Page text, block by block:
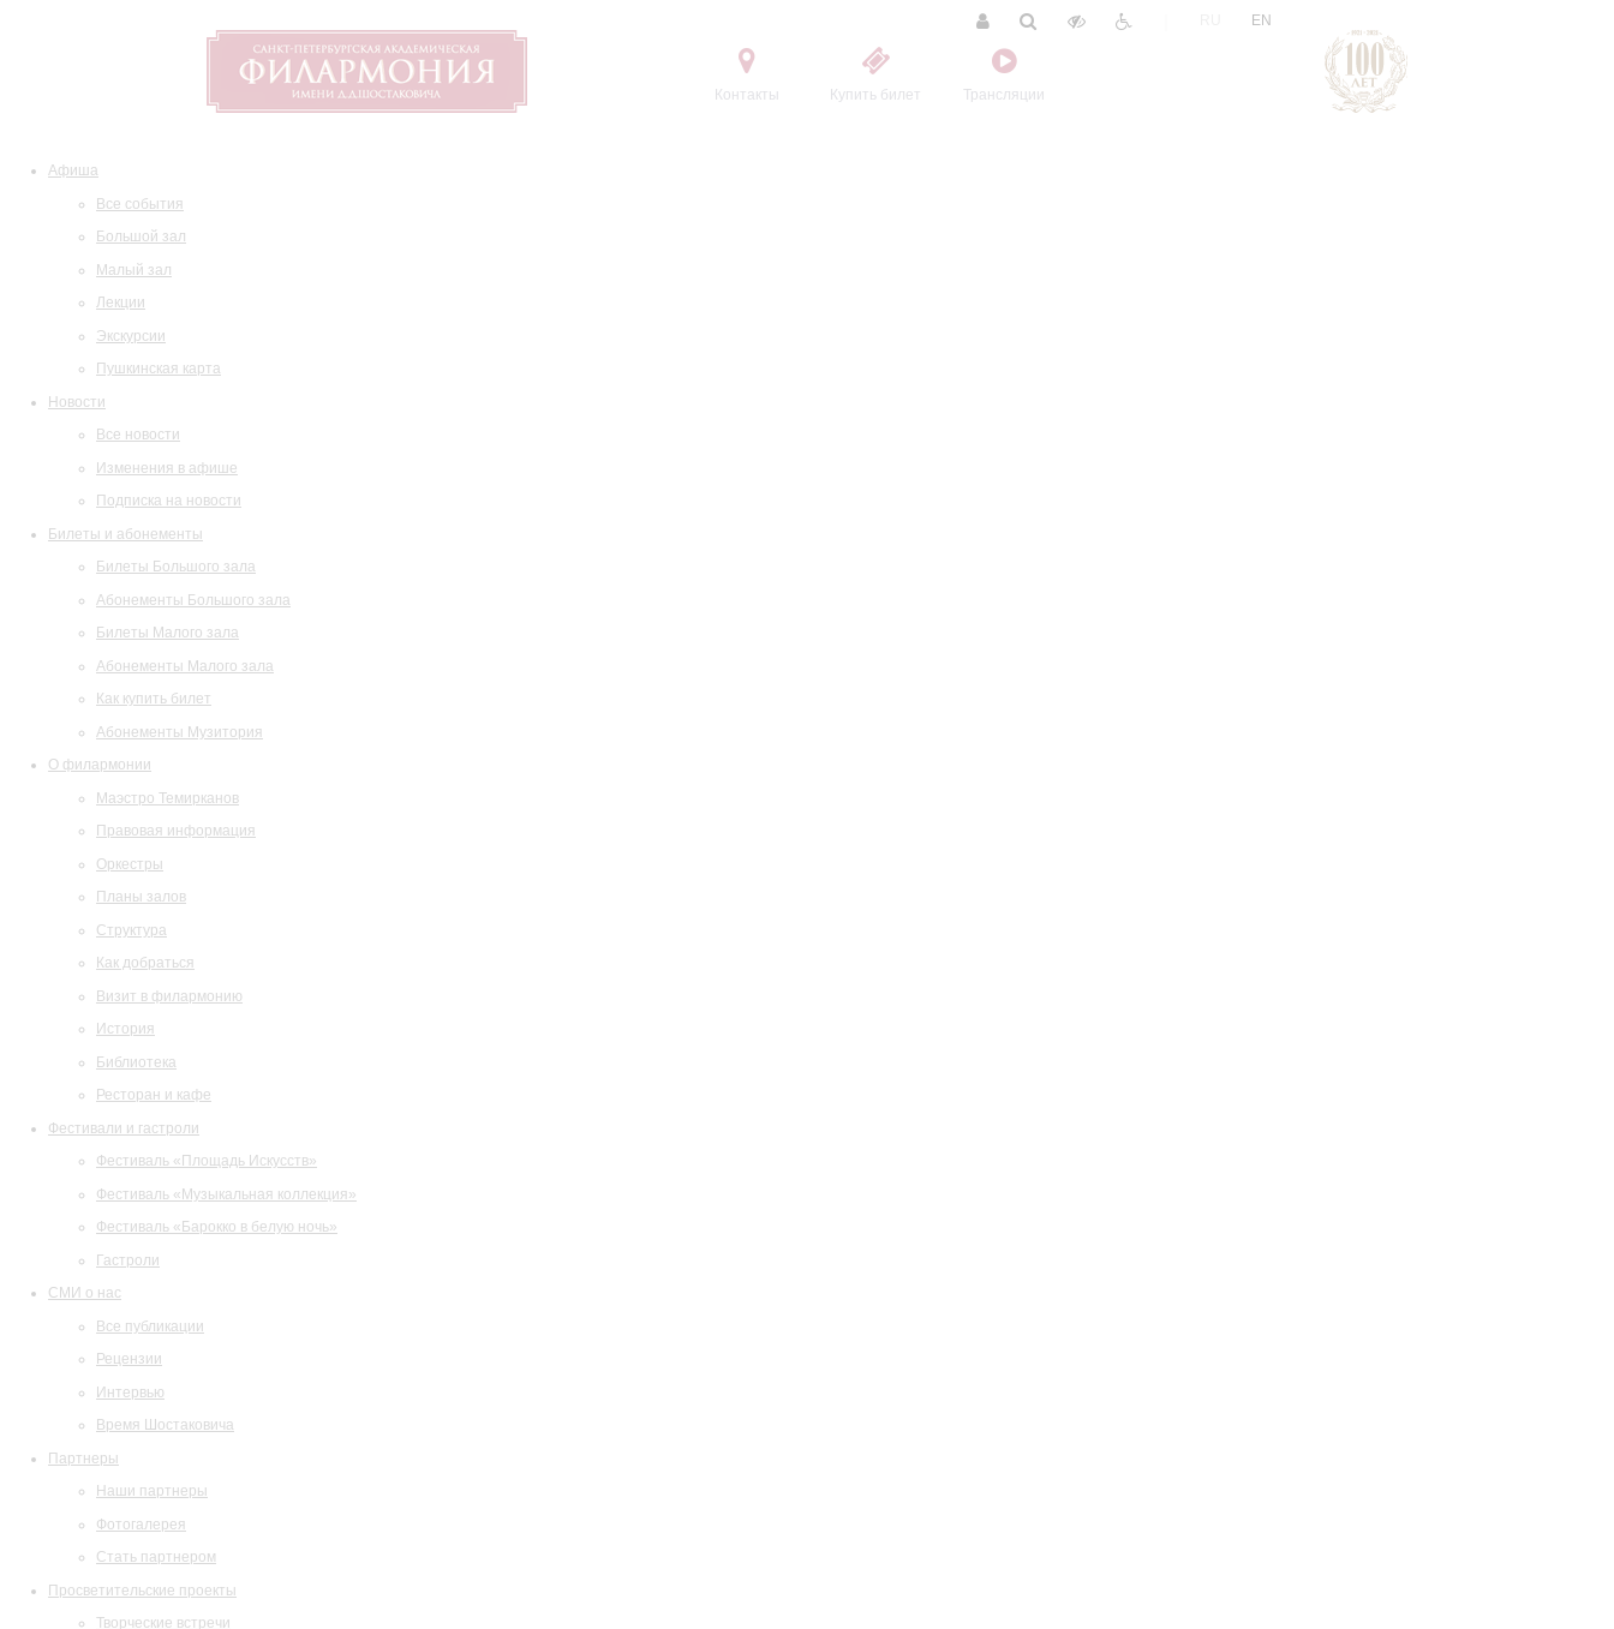
Контакты Купить билет Трансляции
EN
Афиша
Все события
Большой зал
Малый зал
Лекции
Экскурсии
Пушкинская карта
Новости
Все новости
Изменения в афише
Подписка на новости
Билеты и абонементы
Билеты Большого зала
Абонементы Большого зала
Билеты Малого зала
Абонементы Малого зала
Как купить билет
Абонементы Музитория
О филармонии
Маэстро Темирканов
Правовая информация
Оркестры
Планы залов
Структура
Как добраться
Визит в филармонию
История
Библиотека
Ресторан и кафе
Фестивали и гастроли
Фестиваль «Площадь Искусств»
Фестиваль «Музыкальная коллекция»
Фестиваль «Барокко в белую ночь»
Гастроли
СМИ о нас
Все публикации
Рецензии
Интервью
Время Шостаковича
Партнеры
Наши партнеры
Фотогалерея
Стать партнером
Просветительские проекты
Творческие встречи